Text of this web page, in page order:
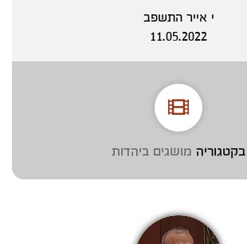
י אייר התשפב
11.05.2022
בקטגוריה מושגים ביהדות